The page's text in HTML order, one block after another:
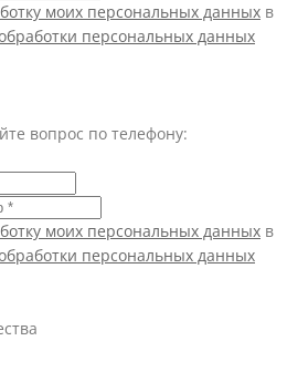
моих персональных данных в
персональных данных
вопрос по телефону:
моих персональных данных в
персональных данных